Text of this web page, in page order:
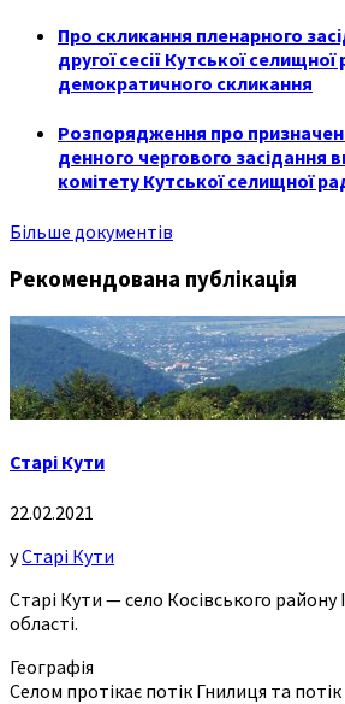
Про скликання пленарного
другої сесії Кутської
демократичного скликання
Розпорядження про
денного чергового засідання
комітету Кутської селищної
Більше документів
Рекомендована публікація
Старі Кути
22.02.2021
уСтарі Кути
Старі Кути — село Косівського району
області.
Географія
Селом протікає потік Гнилиця та